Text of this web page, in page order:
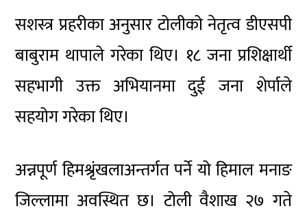
सशस्त्र प्रहरीका अनुसार टोलीको नेतृत्व डीएसपी
बाबुराम थापाले गरेका थिए। १८ जना प्रशिक्षार्थी
सहभागी उक्त अभियानमा दुई जना शेर्पाले
सहयोग गरेका थिए।
अन्नपूर्ण हिमश्रृंखलाअन्तर्गत पर्ने यो हिमाल मनाङ
जिल्लामा अवस्थित छ। टोली वैशाख २७ गते